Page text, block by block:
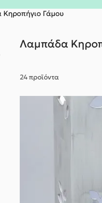
Γάμου
Λαμπάδα
24 προϊόντα